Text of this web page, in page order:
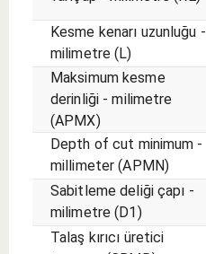
Kesme kenarı uzunluğu -
milimetre (L)
Maksimum kesme
derinliği - milimetre
(APMX)
Depth of cut minimum -
millimeter (APMN)
Sabitleme deliği çapı -
milimetre (D1)
Talaş kırıcı üretici